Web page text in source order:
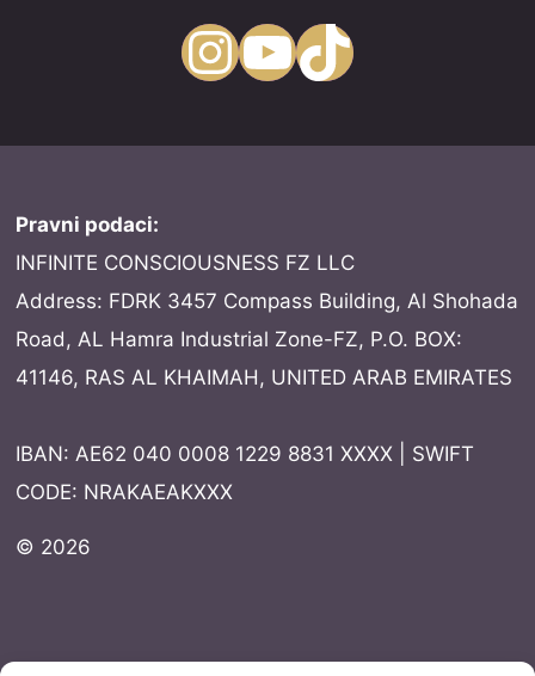
InstagramYouTube TikTok
Pravni podaci:
INFINITE CONSCIOUSNESS FZ LLC
Address: FDRK 3457 Compass Building, Al Shohada
Road, AL Hamra Industrial Zone-FZ, P.O. BOX:
41146, RAS AL KHAIMAH, UNITED ARAB EMIRATES
IBAN: AE62 040 0008 1229 8831 XXXX | SWIFT
CODE: NRAKAEAKXXX
© 2026